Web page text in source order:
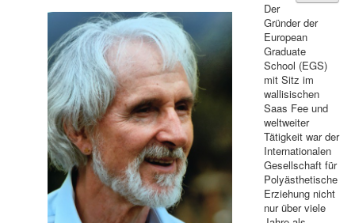
Der
Gründer der
European
Graduate
School (EGS)
mit Sitz im
wallisischen
Saas Fee und
weltweiter
Tätigkeit war der
Internationalen
Gesellschaft für
Polyästhetische
Erziehung nicht
nur über viele